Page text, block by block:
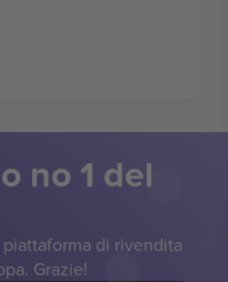
no 1 del
di rivendita
Grazie!